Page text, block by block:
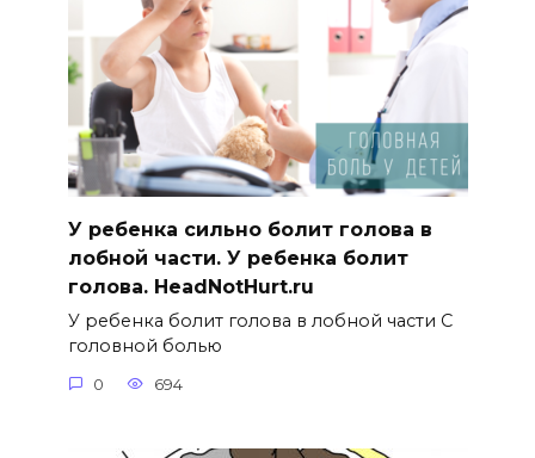
У ребенка сильно болит голова в
лобной части. У ребенка болит
голова. HeadNotHurt.ru
У ребенка болит голова в лобной части С
головной болью
0 694